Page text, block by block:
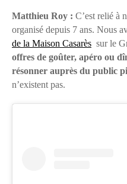
Matthieu Roy : C’est relié à
organisé depuis 7 ans. Nous
de la Maison Casarès sur le
offres de goûter, apéro ou
résonner auprès du public
n’existent pas.